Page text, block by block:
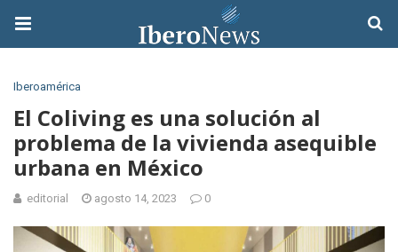
Iberoamérica
El Coliving es una solución al
problema de la vivienda asequible
urbana en México
editorial agosto 14, 2023 0